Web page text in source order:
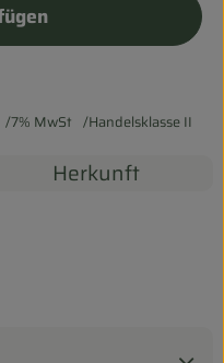
zum Warenkorb
7% MwSt Handelsklasse II
Herkunft